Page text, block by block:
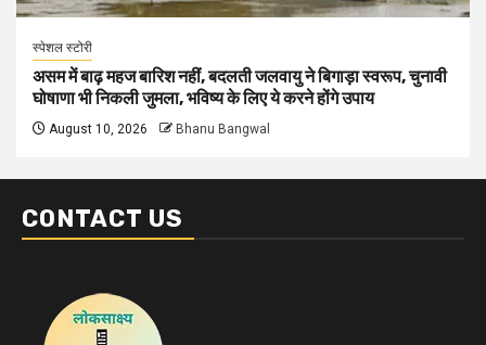
स्पेशल स्टोरी
असम में बाढ़ महज बारिश नहीं, बदलती जलवायु ने बिगाड़ा स्वरूप, चुनावी
घोषाणा भी निकली जुमला, भविष्य के लिए ये करने होंगे उपाय
August 10, 2026 Bhanu Bangwal
CONTACT US